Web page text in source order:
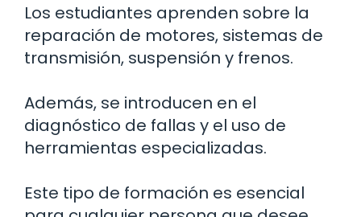
Los estudiantes aprenden sobre la
reparación de motores, sistemas de
transmisión, suspensión y frenos.
Además, se introducen en el
diagnóstico de fallas y el uso de
herramientas especializadas.
Este tipo de formación es esencial